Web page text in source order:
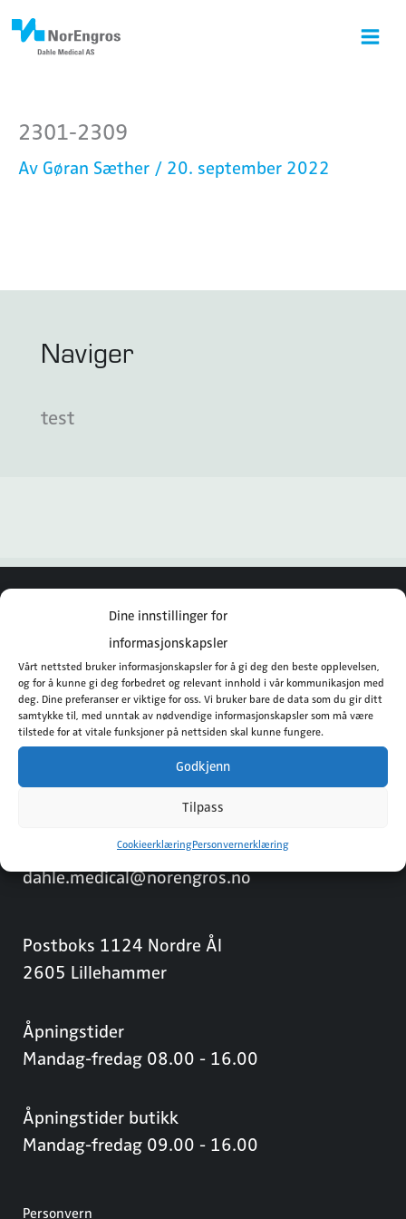
Dine innstillinger for
informasjonskapsler
Vårt nettsted bruker informasjonskapsler for å gi deg den beste opplevelsen,
og for å kunne gi deg forbedret og relevant innhold i vår kommunikasjon med
deg. Dine preferanser er viktige for oss. Vi bruker bare de data som du gir ditt
samtykke til, med unntak av nødvendige informasjonskapsler som må være
tilstede for at vitale funksjoner på nettsiden skal kunne fungere.
Godkjenn
Tilpass
CookieerklæringPersonvernerklæring
Hopp
rett
2301-2309
Av Gøran Sæther / 20. september 2022
Naviger
test
Norengros Dahle Medical AS
Instagram
Facebook
2619 Lillehammer
Tlf: 61 24 80 00
dahle.medical@norengros.no
Postboks 1124 Nordre Ål
2605 Lillehammer
Åpningstider
Mandag-fredag 08.00 - 16.00
Åpningstider butikk
Mandag-fredag 09.00 - 16.00
Personvern